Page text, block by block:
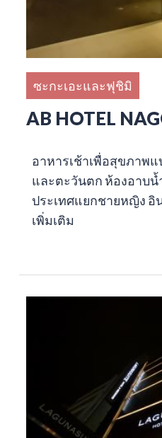
ซะกะเอะและฟุชิมิ
AB HOTEL
อาหารเช้าเพื่อสุขภาพ
และตะวันตก ห้องอาบ
ประเทศแยกชายหญิง อิ
เพิ่มเติม